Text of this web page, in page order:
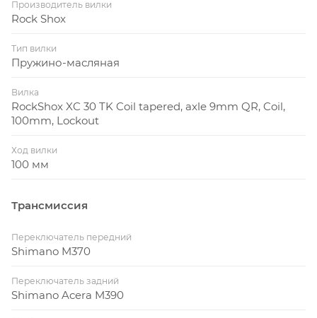
Производитель вилки
Rock Shox
Тип вилки
Пружино-масляная
Вилка
RockShox XC 30 TK Coil tapered, axle 9mm QR, Coil,
100mm, Lockout
Ход вилки
100 мм
Трансмиссия
Переключатель передний
Shimano M370
Переключатель задний
Shimano Acera M390